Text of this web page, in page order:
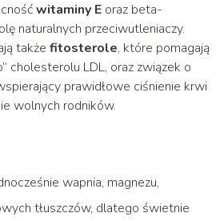
witaminy Eoraz beta-
naturalnych przeciwutleniaczy.
także fitosterole, które pomagają
cholesterolu LDL, oraz związek o
prawidłowe ciśnienie krwi
wolnych rodników.
wapnia, magnezu,
tłuszczów, dlatego świetnie